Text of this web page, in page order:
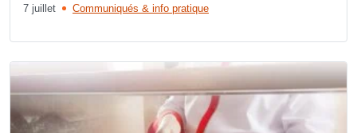
7 juillet Communiqués & info pratique